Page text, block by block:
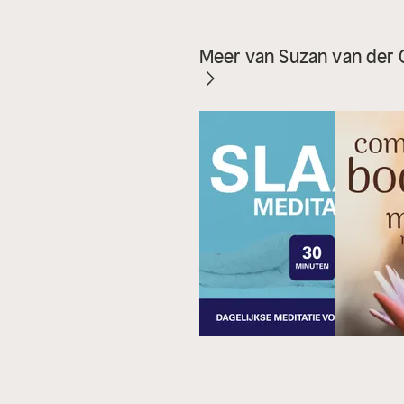
Meer van Suzan van der